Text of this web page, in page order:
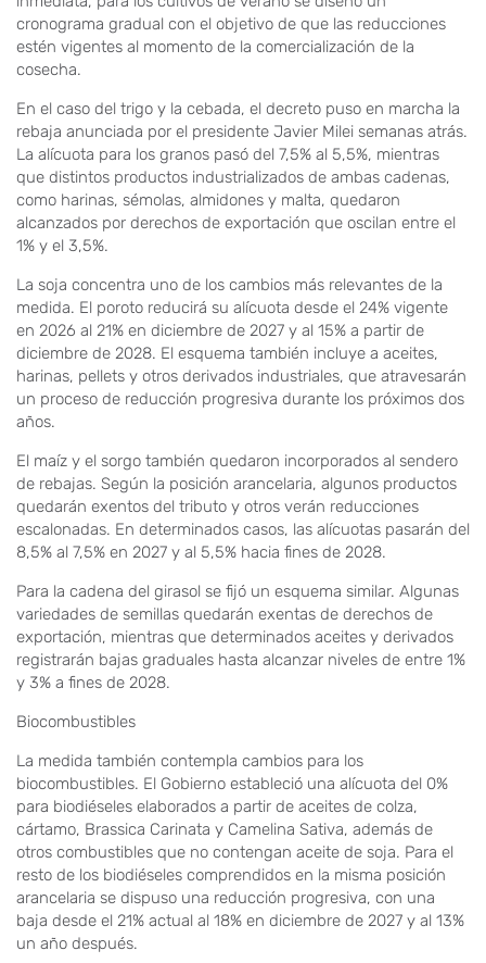
cronograma gradual con el objetivo de que las reducciones
estén vigentes al momento de la comercialización de la
cosecha.
En el caso del trigo y la cebada, el decreto puso en marcha la
rebaja anunciada por el presidente Javier Milei semanas atrás.
La alícuota para los granos pasó del 7,5% al 5,5%, mientras
que distintos productos industrializados de ambas cadenas,
como harinas, sémolas, almidones y malta, quedaron
alcanzados por derechos de exportación que oscilan entre el
1% y el 3,5%.
La soja concentra uno de los cambios más relevantes de la
medida. El poroto reducirá su alícuota desde el 24% vigente
en 2026 al 21% en diciembre de 2027 y al 15% a partir de
diciembre de 2028. El esquema también incluye a aceites,
harinas, pellets y otros derivados industriales, que atravesarán
un proceso de reducción progresiva durante los próximos dos
años.
El maíz y el sorgo también quedaron incorporados al sendero
de rebajas. Según la posición arancelaria, algunos productos
quedarán exentos del tributo y otros verán reducciones
escalonadas. En determinados casos, las alícuotas pasarán del
8,5% al 7,5% en 2027 y al 5,5% hacia fines de 2028.
Para la cadena del girasol se fijó un esquema similar. Algunas
variedades de semillas quedarán exentas de derechos de
exportación, mientras que determinados aceites y derivados
registrarán bajas graduales hasta alcanzar niveles de entre 1%
y 3% a fines de 2028.
Biocombustibles
La medida también contempla cambios para los
biocombustibles. El Gobierno estableció una alícuota del 0%
para biodiéseles elaborados a partir de aceites de colza,
cártamo, Brassica Carinata y Camelina Sativa, además de
otros combustibles que no contengan aceite de soja. Para el
resto de los biodiéseles comprendidos en la misma posición
arancelaria se dispuso una reducción progresiva, con una
baja desde el 21% actual al 18% en diciembre de 2027 y al 13%
un año después.